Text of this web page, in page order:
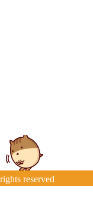
reserved